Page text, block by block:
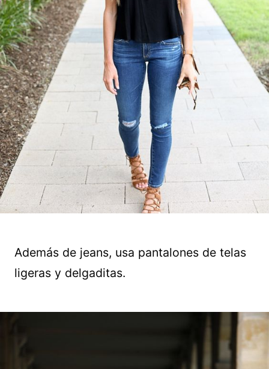
Además de jeans, usa pantalones de telas
ligeras y delgaditas.